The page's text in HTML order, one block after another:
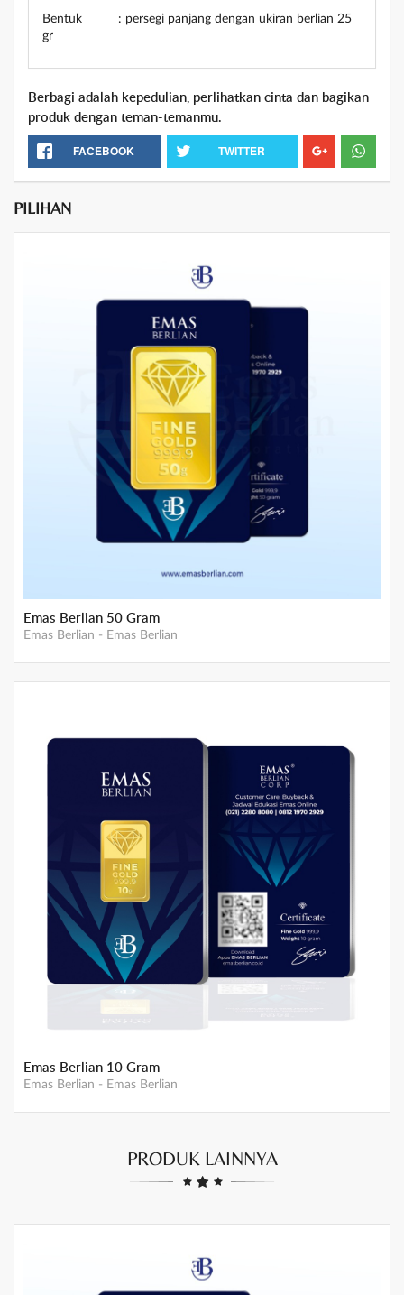
Bentuk : persegi panjang dengan ukiran berlian 25
gr
Berbagi adalah kepedulian, perlihatkan cinta dan bagikan
produk dengan teman-temanmu.
FACEBOOK TWITTER
PILIHAN
Gemini Mother Gold - 1 gram
Emas Gemini - Emas GEMINI
GEMINI Mother Gold 5 gram
Emas Gemini - Emas GEMINI
PRODUK LAINNYA